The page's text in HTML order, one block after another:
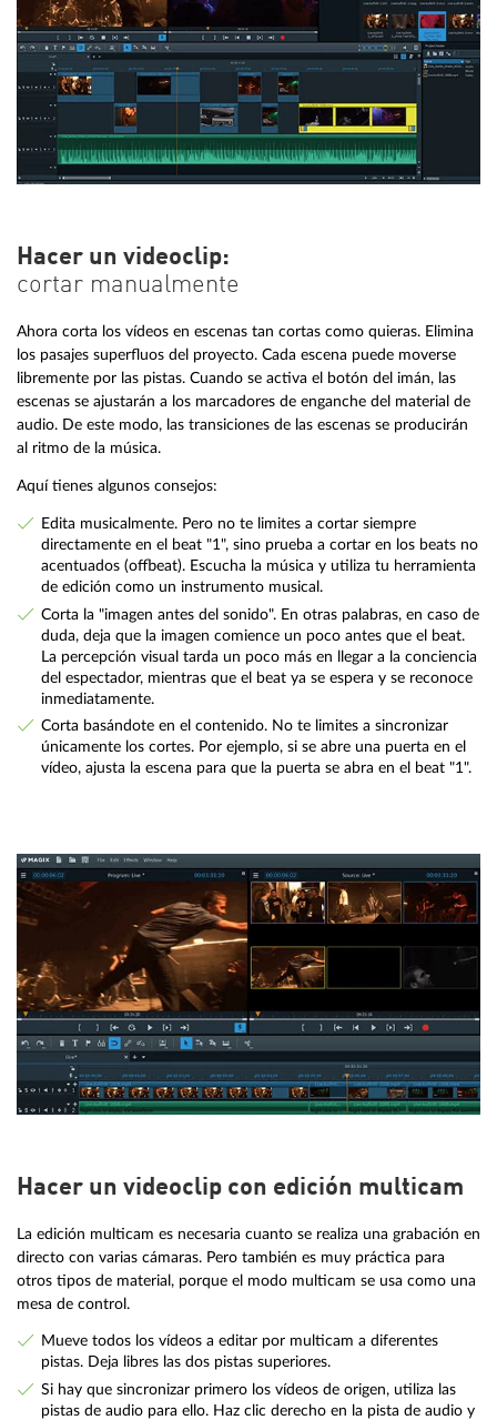
Hacer un videoclip:
cortar manualmente
Ahora corta los vídeos en escenas tan cortas como quieras. Elimina
los pasajes superfluos del proyecto. Cada escena puede moverse
libremente por las pistas. Cuando se activa el botón del imán, las
escenas se ajustarán a los marcadores de enganche del material de
audio. De este modo, las transiciones de las escenas se producirán
al ritmo de la música.
Aquí tienes algunos consejos:
Edita musicalmente. Pero no te limites a cortar siempre
directamente en el beat "1", sino prueba a cortar en los beats no
acentuados (offbeat). Escucha la música y utiliza tu herramienta
de edición como un instrumento musical.
Corta la "imagen antes del sonido". En otras palabras, en caso de
duda, deja que la imagen comience un poco antes que el beat.
La percepción visual tarda un poco más en llegar a la conciencia
del espectador, mientras que el beat ya se espera y se reconoce
inmediatamente.
Corta basándote en el contenido. No te limites a sincronizar
únicamente los cortes. Por ejemplo, si se abre una puerta en el
vídeo, ajusta la escena para que la puerta se abra en el beat "1".
Hacer un videoclip con edición multicam
La edición multicam es necesaria cuanto se realiza una grabación en
directo con varias cámaras. Pero también es muy práctica para
otros tipos de material, porque el modo multicam se usa como una
mesa de control.
Mueve todos los vídeos a editar por multicam a diferentes
pistas. Deja libres las dos pistas superiores.
Si hay que sincronizar primero los vídeos de origen, utiliza las
pistas de audio para ello. Haz clic derecho en la pista de audio y